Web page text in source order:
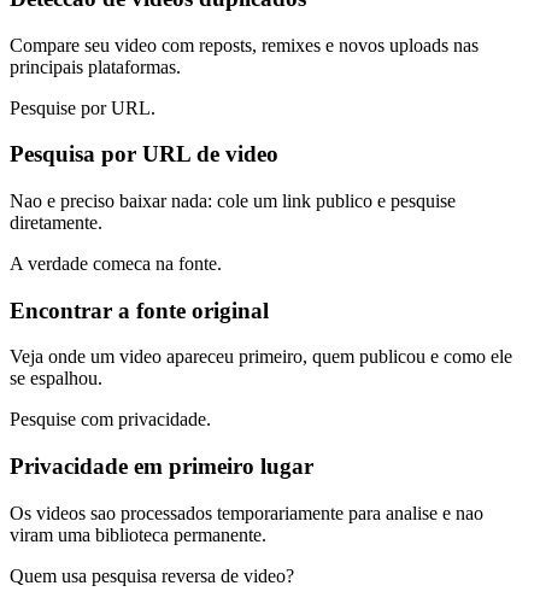
Compare seu video com reposts, remixes e novos uploads nas
principais plataformas.
Pesquise por URL.
Pesquisa por URL de video
Nao e preciso baixar nada: cole um link publico e pesquise
diretamente.
A verdade comeca na fonte.
Encontrar a fonte original
Veja onde um video apareceu primeiro, quem publicou e como ele
se espalhou.
Pesquise com privacidade.
Privacidade em primeiro lugar
Os videos sao processados temporariamente para analise e nao
viram uma biblioteca permanente.
Quem usa pesquisa reversa de video?